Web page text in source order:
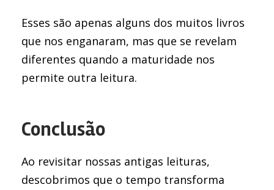
Esses são apenas alguns dos muitos livros
que nos enganaram, mas que se revelam
diferentes quando a maturidade nos
permite outra leitura.
Conclusão
Ao revisitar nossas antigas leituras,
descobrimos que o tempo transforma